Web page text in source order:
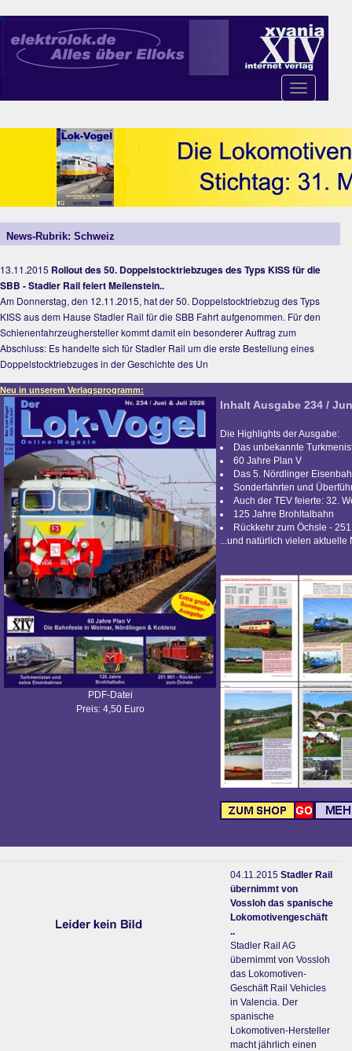
Toggle
navigation
News-Rubrik: Schweiz
13.11.2015 Rollout des 50. Doppelstocktriebzuges des Typs KISS für die
SBB - Stadler Rail feiert Meilenstein..
Am Donnerstag, den 12.11.2015, hat der 50. Doppelstocktriebzug des Typs
KISS aus dem Hause Stadler Rail für die SBB Fahrt aufgenommen. Für den
Schienenfahrzeughersteller kommt damit ein besonderer Auftrag zum
Abschluss: Es handelte sich für Stadler Rail um die erste Bestellung eines
Doppelstocktriebzuges in der Geschichte des Un
Neu in unserem Verlagsprogramm:
PDF-Datei
Preis: 4,50 Euro
Inhalt Ausgabe 234 /
Die Highlights der Ausgabe:
Das unbekannte
60 Jahre Plan V
Das 5. Nördlinger
Sonderfahrten und
Auch der TEV feierte: 32.
125 Jahre Brohltalbahn
Rückkehr zum Öchsle -
...und natürlich vielen aktuelle
04.11.2015 Stadler Rail
übernimmt von
Vossloh das spanische
Lokomotivengeschäft
..
Stadler Rail AG
übernimmt von Vossloh
das Lokomotiven-
Geschäft Rail Vehicles
in Valencia. Der
spanische
Lokomotiven-Hersteller
macht jährlich einen